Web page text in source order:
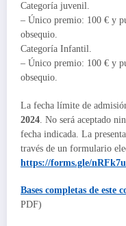
Categoría juvenil.
– Único premio: 100 € y
obsequio.
Categoría Infantil.
– Único premio: 100 € y
obsequio.
La fecha límite de
2024 . No será aceptado
fecha indicada. La
través de un formulario
https://forms.gle/
Bases completas de este
PDF)